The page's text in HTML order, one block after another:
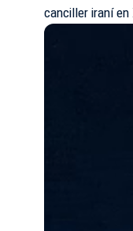
canciller iraní en